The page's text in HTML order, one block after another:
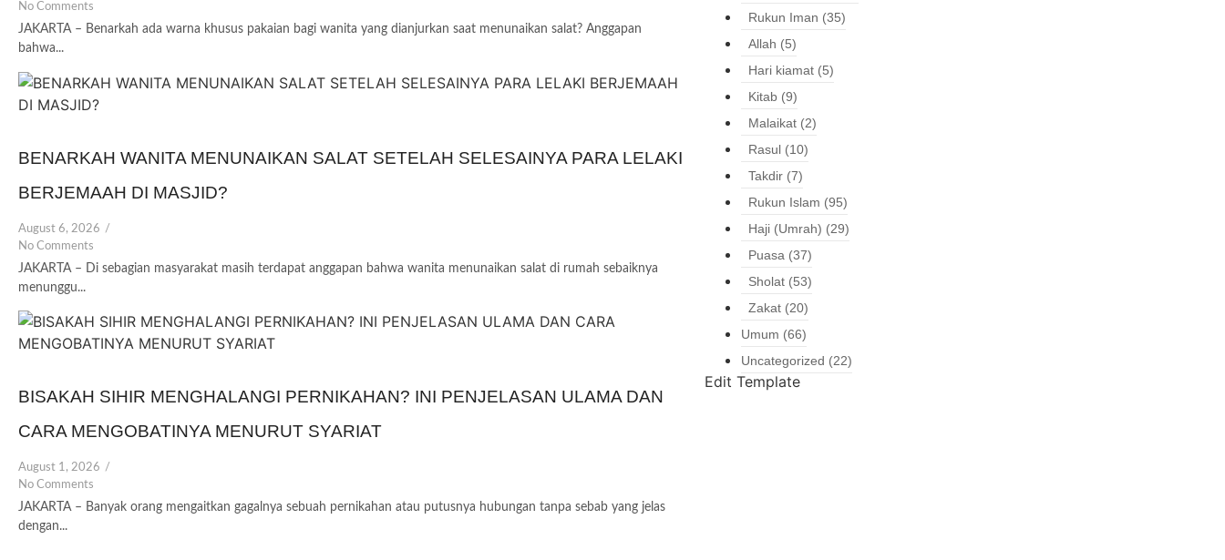
No Comments
JAKARTA – Benarkah ada warna khusus pakaian bagi wanita yang dianjurkan saat menunaikan salat? Anggapan
bahwa...
BENARKAH WANITA MENUNAIKAN SALAT SETELAH SELESAINYA PARA LELAKI
BERJEMAAH DI MASJID?
August 6, 2026 /
No Comments
JAKARTA – Di sebagian masyarakat masih terdapat anggapan bahwa wanita menunaikan salat di rumah sebaiknya
menunggu...
BISAKAH SIHIR MENGHALANGI PERNIKAHAN? INI PENJELASAN ULAMA DAN
CARA MENGOBATINYA MENURUT SYARIAT
August 1, 2026 /
No Comments
JAKARTA – Banyak orang mengaitkan gagalnya sebuah pernikahan atau putusnya hubungan tanpa sebab yang jelas
dengan...
Rukun Iman (35)
Allah (5)
Hari kiamat(5)
Kitab(9)
Malaikat(2)
Rasul(10)
Takdir(7)
Rukun Islam (95)
Haji (Umrah) (29)
Puasa (37)
Sholat(53)
Zakat(20)
Umum (66)
Uncategorized (22)
Edit Template